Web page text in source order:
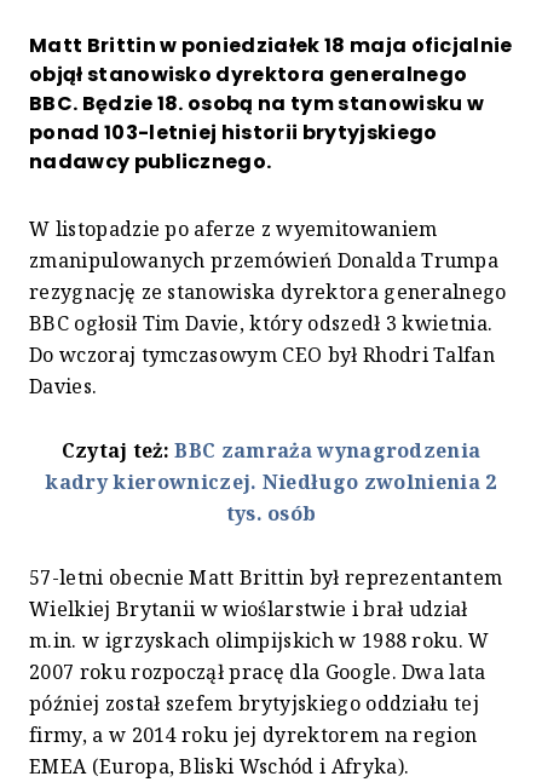
Matt Brittin w poniedziałek 18 maja oficjalnie
objął stanowisko dyrektora generalnego
BBC. Będzie 18. osobą na tym stanowisku w
ponad 103-letniej historii brytyjskiego
nadawcy publicznego.
W listopadzie po aferze z wyemitowaniem
zmanipulowanych przemówień Donalda Trumpa
rezygnację ze stanowiska dyrektora generalnego
BBC ogłosił Tim Davie, który odszedł 3 kwietnia.
Do wczoraj tymczasowym CEO był Rhodri Talfan
Davies.
Czytaj też:BBC zamraża wynagrodzenia
kadry kierowniczej. Niedługo zwolnienia 2
tys. osób
57-letni obecnie Matt Brittin był reprezentantem
Wielkiej Brytanii w wioślarstwie i brał udział
m.in. w igrzyskach olimpijskich w 1988 roku. W
2007 roku rozpoczął pracę dla Google. Dwa lata
później został szefem brytyjskiego oddziału tej
firmy, a w 2014 roku jej dyrektorem na region
EMEA (Europa, Bliski Wschód i Afryka).